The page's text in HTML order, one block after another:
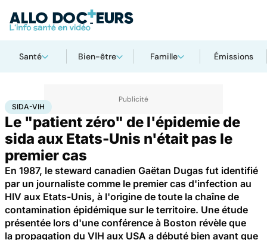
Santé Bien-être Famille Émissions
AccueilSanté
SIDA-VIH
Le "patient zéro" de l'épidemie de
sida aux Etats-Unis n'était pas le
premier cas
En 1987, le steward canadien Gaëtan Dugas fut identifié
par un journaliste comme le premier cas d'infection au
HIV aux Etats-Unis, à l'origine de toute la chaîne de
contamination épidémique sur le territoire. Une étude
présentée lors d'une conférence à Boston révèle que
la propagation du VIH aux USA a débuté bien avant que